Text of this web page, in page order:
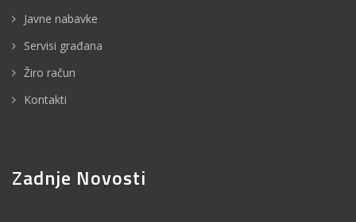
Javne nabavke
Servisi građana
Žiro račun
Kontakti
Zadnje Novosti